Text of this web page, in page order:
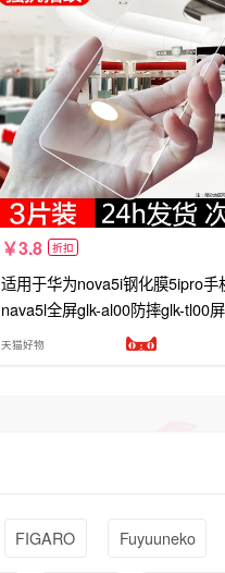
3.8 折扣
适用于华为nova5i钢化膜5ipro手
nava5l全屏glk-al00防摔glk-tl00
5i刚化n0va5ipor玻璃屏保
天猫好物
FIGARO Fuyuuneko